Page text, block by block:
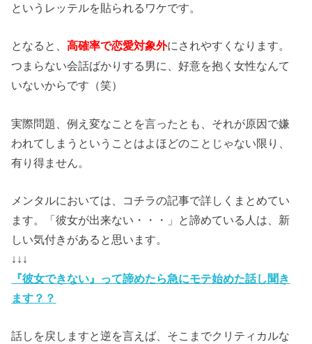
というレッテルを貼られるワケです。
となると、高確率で恋愛対象外にされやすくなります。
つまらない会話ばかりする男に、好意を抱く女性なんて
いないからです（笑）
実際問題、例え変なことを言ったとも、それが原因で嫌
われてしまうということはよほどのことじゃない限り、
有り得ません。
メンタルにおいては、コチラの記事で詳しくまとめてい
ます。「彼女が出来ない・・・」と諦めている人は、新
しい気付きがあると思います。
↓↓↓
『彼女できない』って諦めたら急にモテ始めた話し聞き
ます？？
話しを戻しますと逆を言えば、そこまでクリティカルな